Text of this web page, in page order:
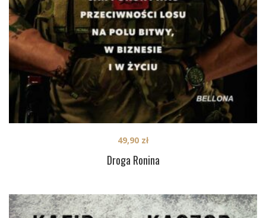
Droga Ronina
49,90 zł